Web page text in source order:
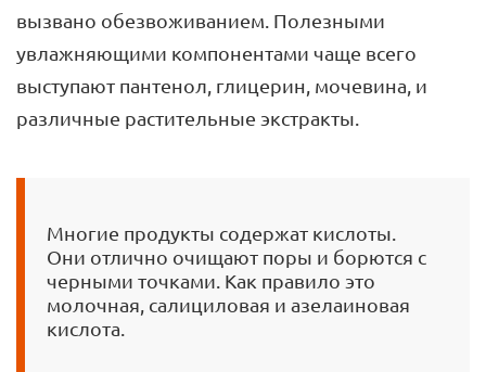
вызвано обезвоживанием. Полезными
увлажняющими компонентами чаще всего
выступают пантенол, глицерин, мочевина, и
различные растительные экстракты.
Многие продукты содержат кислоты.
Они отлично очищают поры и борются с
черными точками. Как правило это
молочная, салициловая и азелаиновая
кислота.